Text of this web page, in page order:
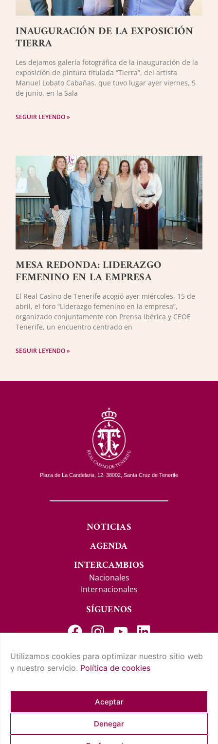
Utilizamos cookies para optimizar nuestro sitio web
y nuestro servicio. Política de cookies
Aceptar
Denegar
INAUGURACIÓN DE LA EXPOSICIÓN
TIERRA
Les dejamos galería fotográfica de la inauguración de la
exposición de pintura titulada “Tierra”, del artista
Manuel Lobato Cabañas, que tuvo lugar ayer viernes, 5
de junio, en la Sala
SEGUIR LEYENDO »
MESA REDONDA: LIDERAZGO
FEMENINO EN LA EMPRESA
El Real Casino de Tenerife acogió ayer miércoles, 15 de
abril, el foro “Liderazgo femenino en la empresa”,
organizado conjuntamente con Prensa Ibérica y CEOE
Tenerife, un encuentro centrado en
SEGUIR LEYENDO »
Plaza de La Candelaria, 12. 38002, Santa Cruz de Tenerife
NOTICIAS
AGENDA
INTERCAMBIOS
Nacionales
Internacionales
SÍGUENOS
CONTACTO Y SUGERENCIAS
AVISO LEGAL
CUMPLIMIENTO NORMATIVO
COPYRIGHT © 2026 REAL CASINO DE TENERIFE. TODOS LOS